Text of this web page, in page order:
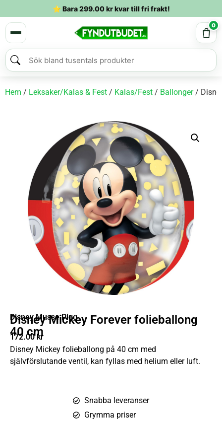
⭐ Bara299.00krkvar till fri frakt!
0
Hem / Leksaker/Kalas & Fest / Kalas/Fest / Ballonger/
Disney Musse Pigg
Disney Mickey Forever folieballong
40 cm
172.00kr
Disney Mickey folieballong på 40 cm med
självförslutande ventil, kan fyllas med helium eller luft.
Snabba leveranser
Grymma priser